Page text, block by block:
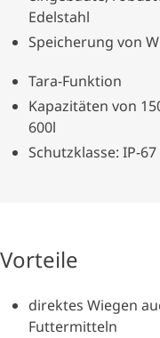
Edelstahl
Speicherung von
Tara-Funktion
Kapazitäten von
600l
Schutzklasse: IP-67
Vorteile
direktes Wiegen
Futtermitteln